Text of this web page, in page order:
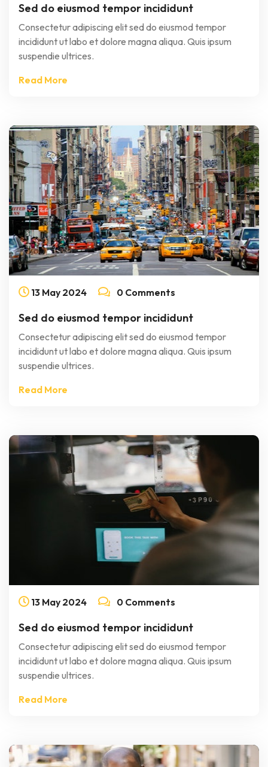
Sed do eiusmod tempor incididunt
Consectetur adipiscing elit sed do eiusmod tempor
incididunt ut labo et dolore magna aliqua. Quis ipsum
suspendie ultrices.
Read More
13 May 2024 0 Comments
Sed do eiusmod tempor incididunt
Consectetur adipiscing elit sed do eiusmod tempor
incididunt ut labo et dolore magna aliqua. Quis ipsum
suspendie ultrices.
Read More
13 May 2024 0 Comments
Sed do eiusmod tempor incididunt
Consectetur adipiscing elit sed do eiusmod tempor
incididunt ut labo et dolore magna aliqua. Quis ipsum
suspendie ultrices.
Read More